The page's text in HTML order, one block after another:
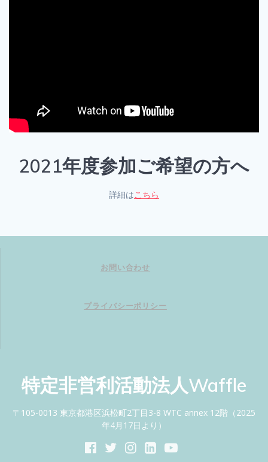
2021年度参加ご希望の方へ
詳細はこちら
お問い合わせ
プライバシーポリシー
特定非営利活動法人Waffle
〒105-0013 東京都港区浜松町2丁目3-8 WTC annex 12階（2025
年4月17日より）